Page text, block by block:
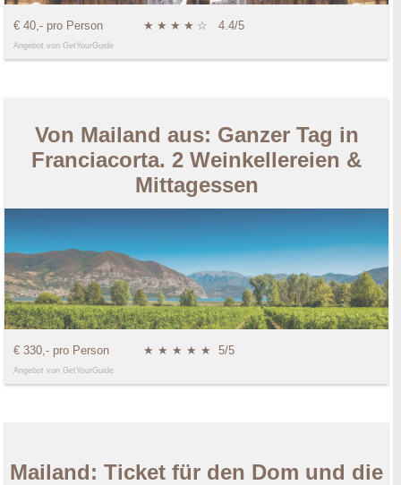
€ 40,- pro Person ★ ★ ★ ★ ☆ 4.4/5
Angebot von GetYourGuide
Von Mailand aus: Ganzer Tag in
Franciacorta. 2 Weinkellereien &
Mittagessen
€ 330,- pro Person ★ ★ ★ ★ ★ 5/5
Angebot von GetYourGuide
Mailand: Ticket für den Dom und die